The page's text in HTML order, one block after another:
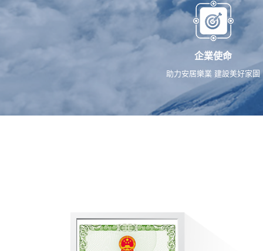
企業使命
助力安居樂業 建設美好家園